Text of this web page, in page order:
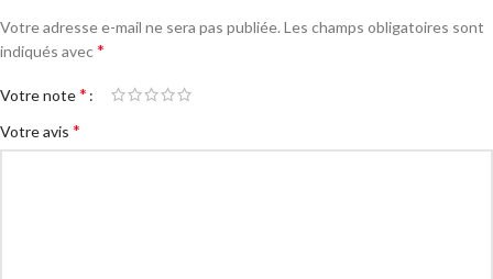
Votre adresse e-mail ne sera pas publiée.Les champs obligatoires sont
indiqués avec*
Votre note*
Votre avis *